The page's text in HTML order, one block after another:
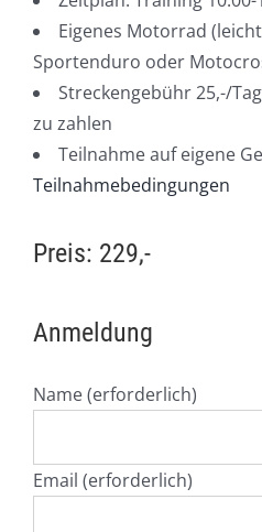
Eigenes Motorrad
Sportenduro oder
Streckengebühr 25,-/
zu zahlen
Teilnahme auf eigene
Teilnahmebedingungen
Preis: 229,-
Anmeldung
Name (erforderlich)
Email (erforderlich)